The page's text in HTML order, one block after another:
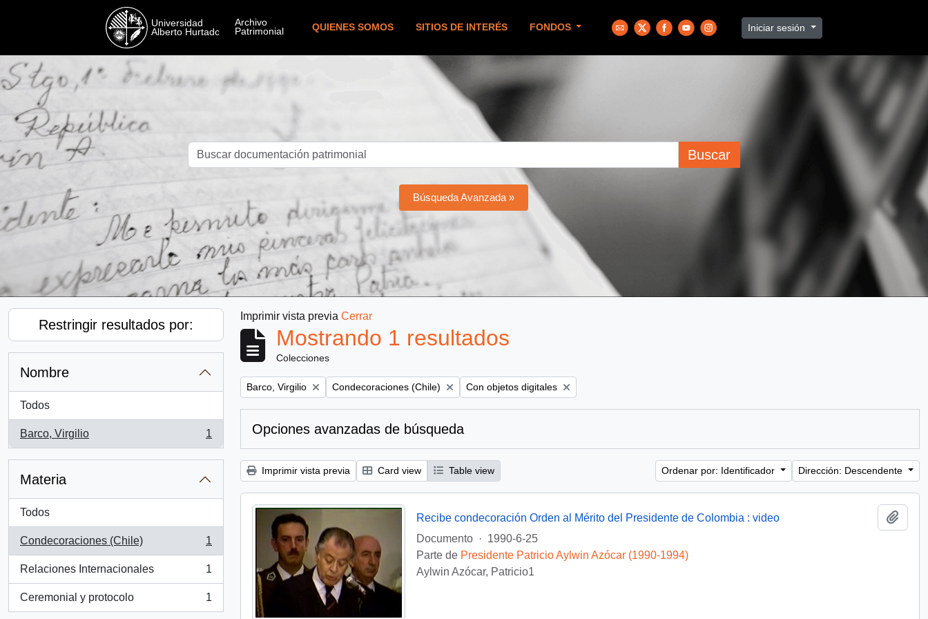
QUIENES SOMOS SITIOS DE INTERÉS FONDOS Iniciar sesión
Buscar
Búsqueda Avanzada »
Restringir resultados por:
Nombre
Todos
Barco, Virgilio
, 1 resultados
1
Materia
Todos
Condecoraciones (Chile)
, 1 resultados
1
Relaciones Internacionales
, 1 resultados
1
Ceremonial y protocolo
, 1 resultados
1
Imprimir vista previa Cerrar
Mostrando 1 resultados
Colecciones
Remove filter:
Barco, Virgilio Remove filter:
Condecoraciones (Chile) Remove filter:
Con objetos digitales
Opciones avanzadas de búsqueda
Imprimir vista previa Card view Table view Ordenar por: Identificador Dirección: Descendente
Recibe condecoración Orden al Mérito del Presidente de Colombia : video
Documento
· 1990-6-25
Parte de Presidente Patricio Aylwin Azócar (1990-1994)
Aylwin Azócar, Patricio1